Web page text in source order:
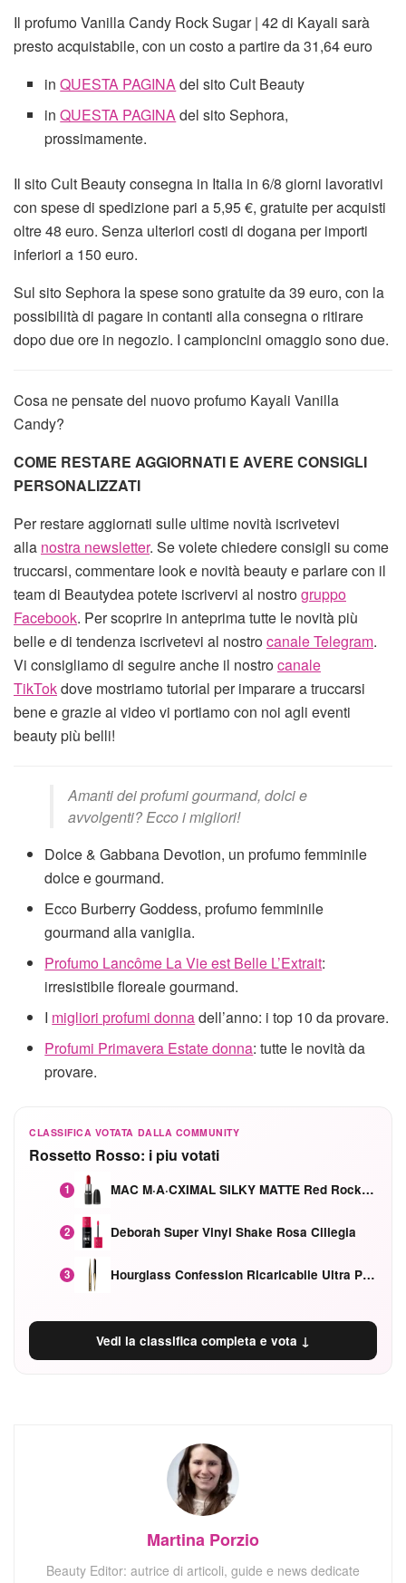
Il profumo Vanilla Candy Rock Sugar | 42 di Kayali sarà
presto acquistabile, con un costo a partire da 31,64 euro
inQUESTA PAGINA del sito Cult Beauty
inQUESTA PAGINA del sito Sephora,
prossimamente.
Il sito Cult Beauty consegna in Italia in 6/8 giorni lavorativi
con spese di spedizione pari a 5,95 €, gratuite per acquisti
oltre 48 euro. Senza ulteriori costi di dogana per importi
inferiori a 150 euro.
Sul sito Sephora la spese sono gratuite da 39 euro, con la
possibilità di pagare in contanti alla consegna o ritirare
dopo due ore in negozio. I campioncini omaggio sono due.
Cosa ne pensate del nuovo profumo Kayali Vanilla
Candy?
COME RESTARE AGGIORNATI E AVERE CONSIGLI
PERSONALIZZATI
Per restare aggiornati sulle ultime novità iscrivetevi
alla nostra newsletter. Se volete chiedere consigli su come
truccarsi, commentare look e novità beauty e parlare con il
team di Beautydea potete iscrivervi al nostrogruppo
Facebook. Per scoprire in anteprima tutte le novità più
belle e di tendenza iscrivetevi al nostrocanale Telegram.
Vi consigliamo di seguire anche il nostrocanale
TikTokdove mostriamo tutorial per imparare a truccarsi
bene e grazie ai video vi portiamo con noi agli eventi
beauty più belli!
Amanti dei profumi gourmand, dolci e
avvolgenti? Ecco i migliori!
Dolce & Gabbana Devotion, un profumo femminile
dolce e gourmand.
Ecco Burberry Goddess, profumo femminile
gourmand alla vaniglia.
Profumo Lancôme La Vie est Belle L’Extrait:
irresistibile floreale gourmand.
I migliori profumi donnadell’anno: i top 10 da provare.
Profumi Primavera Estate donna: tutte le novità da
provare.
CLASSIFICA VOTATA DALLA COMMUNITY
Rossetto Rosso: i piu votati
1 MAC M·A·CXIMAL SILKY MATTE Red Rock mat
2 Deborah Super Vinyl Shake Rosa Ciliegia
3 Hourglass Confession Ricaricabile Ultra Preciso Ad Alta Intensità Secretly Classic Red
Vedi la classifica completa e vota ↓
Martina Porzio
Beauty Editor: autrice di articoli, guide e news dedicate